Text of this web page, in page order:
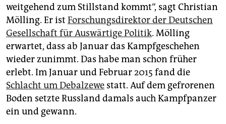
weitgehend zum Stillstand kommt“, sagt Christian
Mölling. Er ist Forschungsdirektor der Deutschen
Gesellschaft für Auswärtige Politik. Mölling
erwartet, dass ab Januar das Kampfgeschehen
wieder zunimmt. Das habe man schon früher
erlebt. Im Januar und Februar 2015 fand die
Schlacht um Debalzewe statt. Auf dem gefrorenen
Boden setzte Russland damals auch Kampfpanzer
ein und gewann.